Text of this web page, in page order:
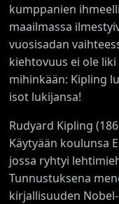
kumppanien
maailmassa
vuosisadan
kiehtovuus ei ole
mihinkään: Kipling
isot lukijansa!
Rudyard Kipling
Käytyään koulunsa
jossa ryhtyi
Tunnustuksena
kirjallisuuden